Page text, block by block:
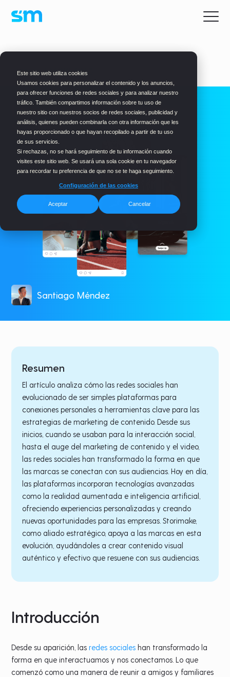
Este sitio web utiliza cookies
Usamos cookies para personalizar el contenido y los anuncios,
para ofrecer funciones de redes sociales y para analizar nuestro
tráfico. También compartimos información sobre tu uso de
nuestro sitio con nuestros socios de redes sociales, publicidad y
análisis, quienes pueden combinarla con otra información que les
hayas proporcionado o que hayan recopilado a partir de tu uso
de sus servicios.
Si rechazas, no se hará seguimiento de tu información cuando
visites este sitio web. Se usará una sola cookie en tu navegador
para recordar tu preferencia de que no se te haga seguimiento.
Configuración de las cookies
Aceptar Cancelar
BLOG> MARKETING
La evolución de las redes
sociales
Santiago Méndez
Resumen
El artículo analiza cómo las redes sociales han
evolucionado de ser simples plataformas para
conexiones personales a herramientas clave para las
estrategias de marketing de contenido. Desde sus
inicios, cuando se usaban para la interacción social,
hasta el auge del marketing de contenido y el video,
las redes sociales han transformado la forma en que
las marcas se conectan con sus audiencias. Hoy en día,
las plataformas incorporan tecnologías avanzadas
como la realidad aumentada e inteligencia artificial,
ofreciendo experiencias personalizadas y creando
nuevas oportunidades para las empresas. Storimake,
como aliado estratégico, apoya a las marcas en esta
evolución, ayudándoles a crear contenido visual
auténtico y efectivo que resuene con sus audiencias.
Introducción
Desde su aparición, lasredes sociales han transformado la
forma en que interactuamos y nos conectamos. Lo que
comenzó como una manera de reunir a amigos y familiares